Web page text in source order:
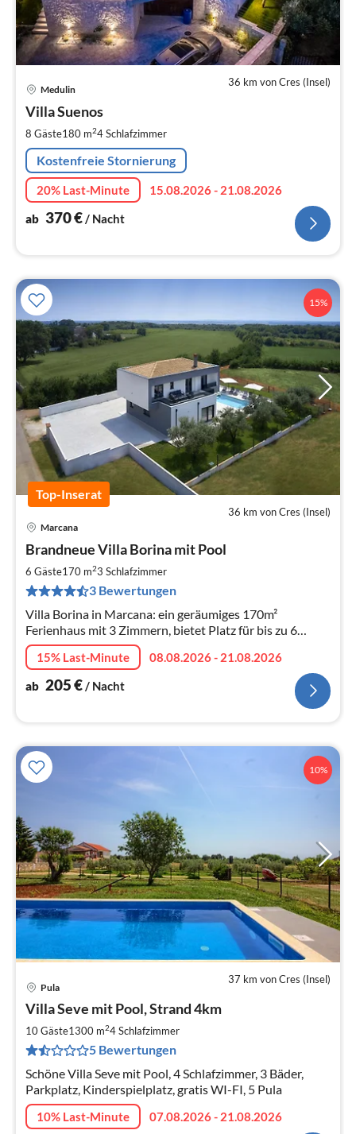
36 km von Cres (Insel)
Medulin
Villa Suenos
8 Gäste180 m24Schlafzimmer
Kostenfreie Stornierung
20% Last-Minute
15.08.2026 - 21.08.2026
ab 370€/ Nacht
15%
Top-Inserat
36 km von Cres (Insel)
Marcana
Brandneue Villa Borina mit Pool
6 Gäste170 m23 Schlafzimmer
3 Bewertungen
Villa Borina in Marcana: ein geräumiges 170m²
Ferienhaus mit 3 Zimmern, bietet Platz für bis zu 6
Gäste.
15% Last-Minute
08.08.2026 - 21.08.2026
ab 205€/ Nacht
10%
37 km von Cres (Insel)
Pula
Villa Seve mit Pool, Strand 4km
10 Gäste1300 m24Schlafzimmer
5 Bewertungen
Schöne Villa Seve mit Pool, 4 Schlafzimmer, 3 Bäder,
Parkplatz, Kinderspielplatz, gratis WI-FI, 5 Pula
10% Last-Minute
07.08.2026 - 21.08.2026